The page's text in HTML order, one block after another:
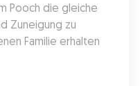
Pooch die gleiche
Zuneigung zu
Familie erhalten